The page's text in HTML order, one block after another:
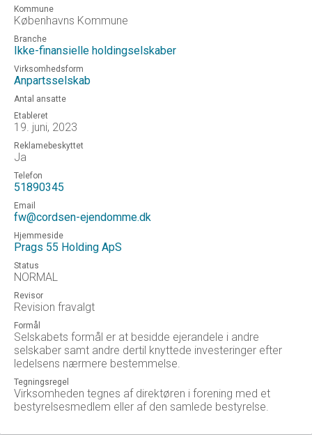
Kommune
Københavns Kommune
Branche
Ikke-finansielle holdingselskaber
Virksomhedsform
Anpartsselskab
Antal ansatte
Etableret
19. juni, 2023
Reklamebeskyttet
Ja
Telefon
51890345
Email
fw@cordsen-ejendomme.dk
Hjemmeside
Prags 55 Holding ApS
Status
NORMAL
Revisor
Revision fravalgt
Formål
Selskabets formål er at besidde ejerandele i andre
selskaber samt andre dertil knyttede investeringer efter
ledelsens nærmere bestemmelse.
Tegningsregel
Virksomheden tegnes af direktøren i forening med et
bestyrelsesmedlem eller af den samlede bestyrelse.